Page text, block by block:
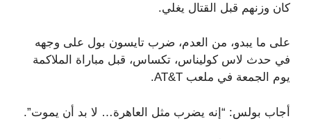
كان وزنهم قبل القتال يغلي.
على ما يبدو، من العدم، ضرب تايسون بول على وجهه
في حدث لاس كوليناس، تكساس، قبل مباراة الملاكمة
يوم الجمعة في ملعب AT&T.
أجاب بولس: “إنه يضرب مثل العاهرة… لا بد أن يموت”.